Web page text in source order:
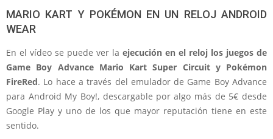
MARIO KART Y POKÉMON EN UN RELOJ ANDROID
WEAR
En el vídeo se puede ver la ejecución en el reloj los juegos de
Game Boy Advance Mario Kart Super Circuit y Pokémon
FireRed. Lo hace a través del emulador de Game Boy Advance
para Android My Boy!, descargable por algo más de 5€ desde
Google Play y uno de los que mayor reputación tiene en este
sentido.